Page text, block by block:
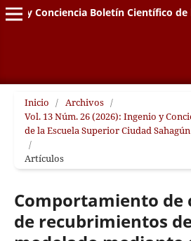
y Conciencia Boletín Científico de
Inicio / Archivos /
Vol. 13 Núm. 26 (2026): Ingenio y
de la Escuela Superior Ciudad Sahagún
/
Artículos
Comportamiento de
de recubrimientos de